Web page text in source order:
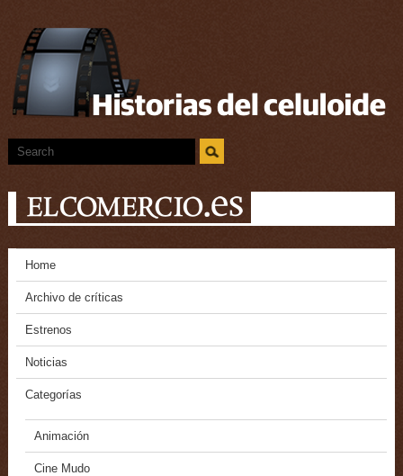
Home
Archivo de críticas
Estrenos
Noticias
Categorías
Animación
Cine Mudo